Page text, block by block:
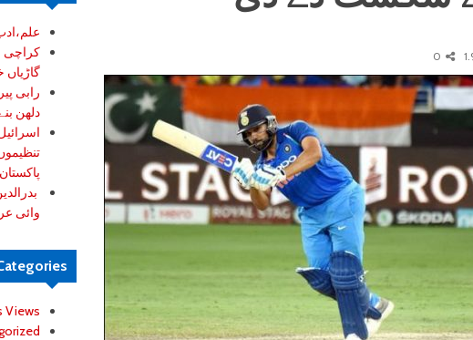
0
کراچی
گاڑیاں
رابی
دلھن
پاکستان
وائی
Views